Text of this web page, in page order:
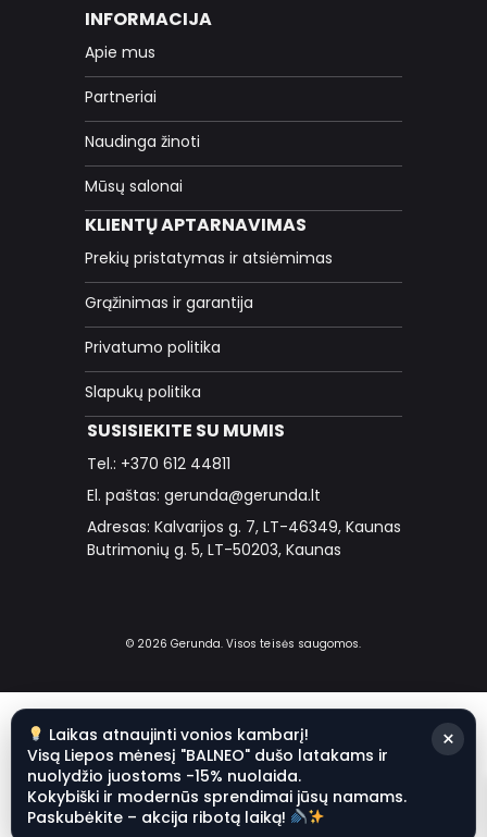
INFORMACIJA
Apie mus
Partneriai
Naudinga žinoti
Mūsų salonai
KLIENTŲ APTARNAVIMAS
Prekių pristatymas ir atsiėmimas
Grąžinimas ir garantija
Privatumo politika
Slapukų politika
SUSISIEKITE SU MUMIS
Tel.: +370 612 44811
El. paštas: gerunda@gerunda.lt
Adresas: Kalvarijos g. 7, LT-46349, Kaunas
Butrimonių g. 5, LT-50203, Kaunas
© 2026 Gerunda. Visos teisės saugomos.
Laikas atnaujinti vonios kambarį!
Visą Liepos mėnesį "BALNEO" dušo latakams ir
nuolydžio juostoms -15% nuolaida.
Kokybiški ir modernūs sprendimai jūsų namams.
Paskubėkite – akcija ribotą laiką!
×